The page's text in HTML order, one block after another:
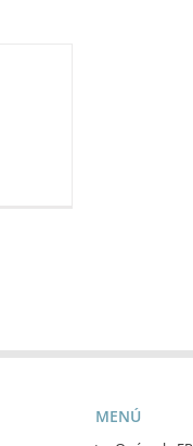
MENÚ